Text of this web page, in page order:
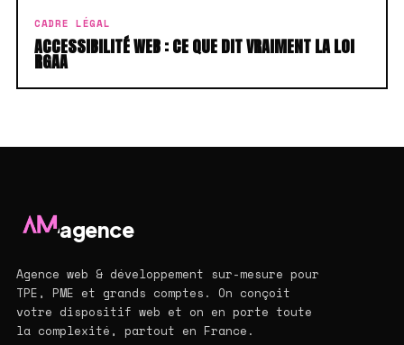
CADRE LÉGAL
ACCESSIBILITÉ WEB : CE QUE DIT VRAIMENT LA LOI
RGAA
agence
Agence web & développement sur-mesure pour
TPE, PME et grands comptes. On conçoit
votre dispositif web et on en porte toute
la complexité, partout en France.